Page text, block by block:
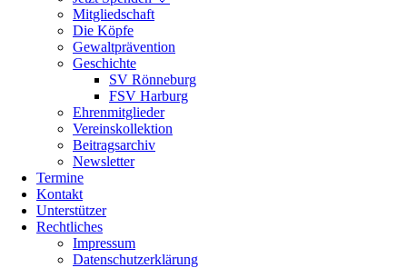
Mitgliedschaft
Die Köpfe
Gewaltprävention
Geschichte
SV Rönneburg
FSV Harburg
Ehrenmitglieder
Vereinskollektion
Beitragsarchiv
Newsletter
Termine
Kontakt
Unterstützer
Rechtliches
Impressum
Datenschutzerklärung